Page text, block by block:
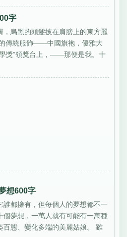
字
，烏黑的頭髮披在肩膀上的東方麗
傳統服飾——中國旗袍，優雅大
獎”領獎台上，——那便是我。十
想600字
誰都擁有，但每個人的夢想都不一
個夢想，一萬人就有可能有一萬種
百態、變化多端的美麗姑娘。 雖